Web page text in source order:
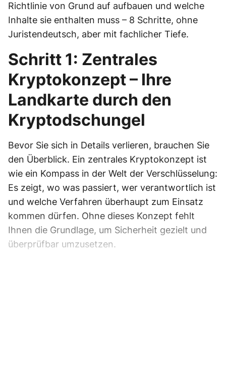
Richtlinie von Grund auf aufbauen und welche
Inhalte sie enthalten muss – 8 Schritte, ohne
Juristendeutsch, aber mit fachlicher Tiefe.
Schritt 1: Zentrales
Kryptokonzept – Ihre
Landkarte durch den
Kryptodschungel
Bevor Sie sich in Details verlieren, brauchen Sie
den Überblick. Ein zentrales Kryptokonzept ist
wie ein Kompass in der Welt der Verschlüsselung:
Es zeigt, wo was passiert, wer verantwortlich ist
und welche Verfahren überhaupt zum Einsatz
kommen dürfen. Ohne dieses Konzept fehlt
Ihnen die Grundlage, um Sicherheit gezielt und
überprüfbar umzusetzen.